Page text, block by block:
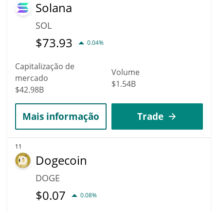
Solana
SOL
$73.93 0.04%
Capitalização de
mercado
$42.98B
Volume
$1.54B
Mais informação Trade
11
Dogecoin
DOGE
$0.07 0.08%